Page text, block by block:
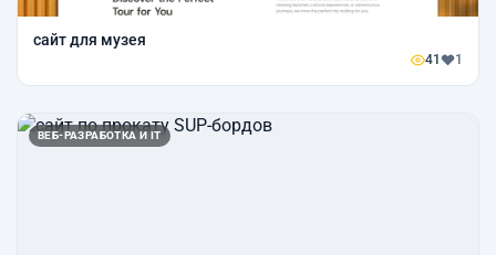
сайт для музея
41 1
ВЕБ-РАЗРАБОТКА И IT